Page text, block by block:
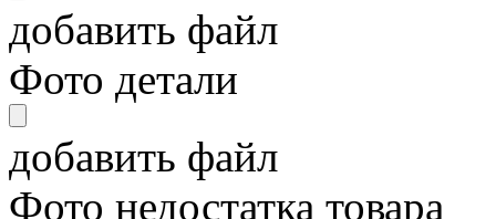
добавить файл
Фото детали
добавить файл
Фото недостатка товара